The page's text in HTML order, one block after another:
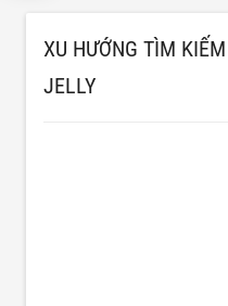
XU HƯỚNG TÌM
JELLY